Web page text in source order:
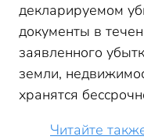
декларируемом
документы в
заявленного
земли,
хранятся
Читайте